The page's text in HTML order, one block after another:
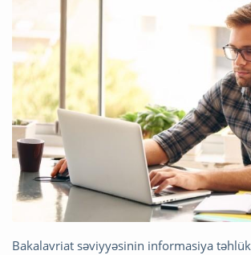
Bakalavriat səviyyəsinin informasiya